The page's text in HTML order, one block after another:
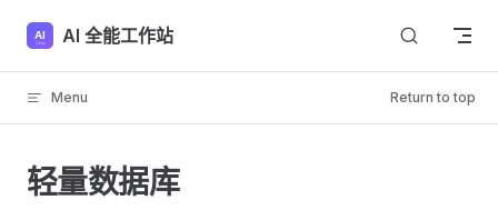
Skip to content
AI 全能工作站
Menu Return to top
轻量数据库